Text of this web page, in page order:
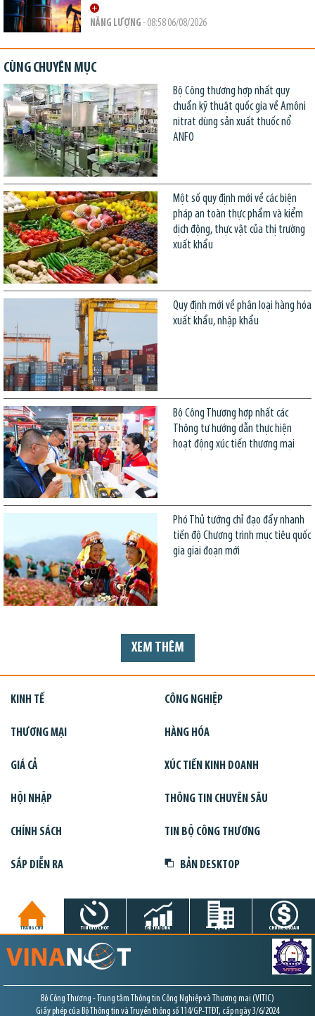
NĂNG LƯỢNG - 08:58 06/08/2026
CÙNG CHUYÊN MỤC
Bộ Công thương hợp nhất quy
chuẩn kỹ thuật quốc gia về Amôni
nitrat dùng sản xuất thuốc nổ
ANFO
Một số quy định mới về các biện
pháp an toàn thực phẩm và kiểm
dịch động, thực vật của thị trường
xuất khẩu
Quy định mới về phân loại hàng hóa
xuất khẩu, nhập khẩu
Bộ Công Thương hợp nhất các
Thông tư hướng dẫn thực hiện
hoạt động xúc tiến thương mại
Phó Thủ tướng chỉ đạo đẩy nhanh
tiến độ Chương trình mục tiêu quốc
gia giai đoạn mới
XEM THÊM
KINH TẾ CÔNG NGHIỆP
THƯƠNG MẠI HÀNG HÓA
GIÁ CẢ XÚC TIẾN KINH DOANH
HỘI NHẬP THÔNG TIN CHUYÊN SÂU
CHÍNH SÁCH TIN BỘ CÔNG THƯƠNG
SẮP DIỄN RA BẢN DESKTOP
TRANG CHỦ TIN GIỜ CHÓT THỊ TRƯỜNG DỰ ÁN CHỨNG KHOÁN
Bộ Công Thương - Trung tâm Thông tin Công Nghiệp và Thương mại (VITIC)
Giấy phép của Bộ Thông tin và Truyền thông số 114/GP-TTĐT, cấp ngày 3/6/2024